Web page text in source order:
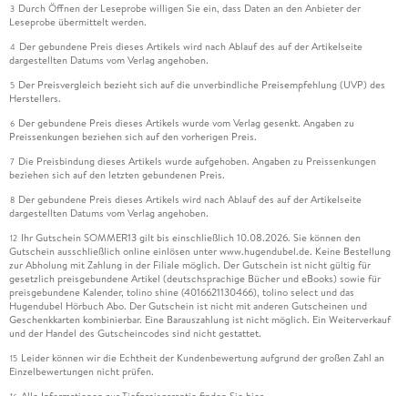
3 Durch Öffnen der Leseprobe willigen Sie ein, dass Daten an den Anbieter der
Leseprobe übermittelt werden.
4 Der gebundene Preis dieses Artikels wird nach Ablauf des auf der Artikelseite
dargestellten Datums vom Verlag angehoben.
5 Der Preisvergleich bezieht sich auf die unverbindliche Preisempfehlung (UVP) des
Herstellers.
6 Der gebundene Preis dieses Artikels wurde vom Verlag gesenkt. Angaben zu
Preissenkungen beziehen sich auf den vorherigen Preis.
7 Die Preisbindung dieses Artikels wurde aufgehoben. Angaben zu Preissenkungen
beziehen sich auf den letzten gebundenen Preis.
8 Der gebundene Preis dieses Artikels wird nach Ablauf des auf der Artikelseite
dargestellten Datums vom Verlag angehoben.
12 Ihr Gutschein SOMMER13 gilt bis einschließlich 10.08.2026. Sie können den
Gutschein ausschließlich online einlösen unter www.hugendubel.de. Keine Bestellung
zur Abholung mit Zahlung in der Filiale möglich. Der Gutschein ist nicht gültig für
gesetzlich preisgebundene Artikel (deutschsprachige Bücher und eBooks) sowie für
preisgebundene Kalender, tolino shine (4016621130466), tolino select und das
Hugendubel Hörbuch Abo. Der Gutschein ist nicht mit anderen Gutscheinen und
Geschenkkarten kombinierbar. Eine Barauszahlung ist nicht möglich. Ein Weiterverkauf
und der Handel des Gutscheincodes sind nicht gestattet.
15 Leider können wir die Echtheit der Kundenbewertung aufgrund der großen Zahl an
Einzelbewertungen nicht prüfen.